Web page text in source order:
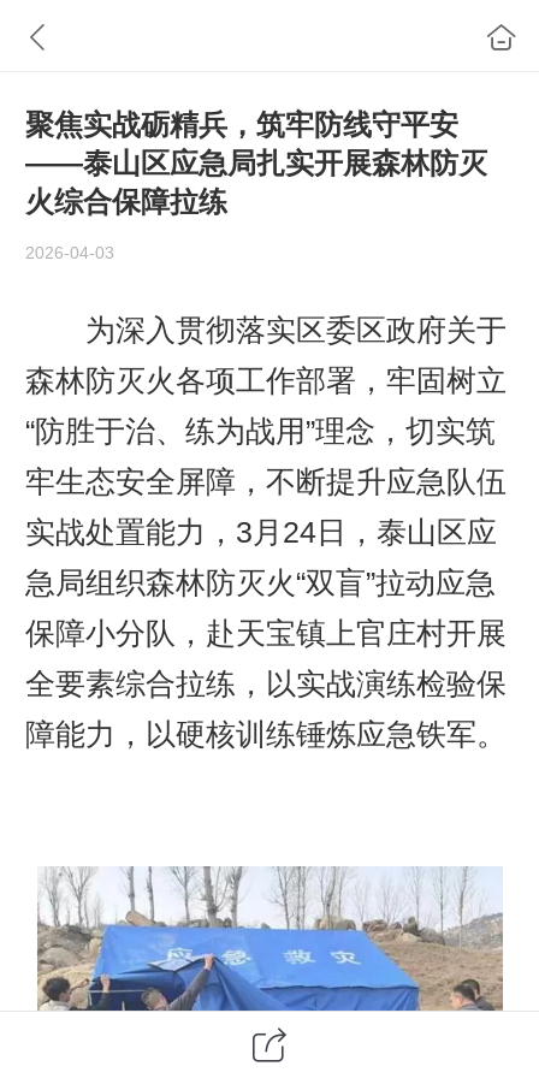
聚焦实战砺精兵，筑牢防线守平安
——泰山区应急局扎实开展森林防灭
火综合保障拉练
2026-04-03
为深入贯彻落实区委区政府关于
森林防灭火各项工作部署，牢固树立
“防胜于治、练为战用”理念，切实筑
牢生态安全屏障，不断提升应急队伍
实战处置能力，3月24日，泰山区应
急局组织森林防灭火“双盲”拉动应急
保障小分队，赴天宝镇上官庄村开展
全要素综合拉练，以实战演练检验保
障能力，以硬核训练锤炼应急铁军。